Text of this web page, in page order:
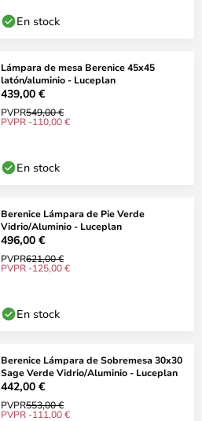
En stock
Lámpara de mesa Berenice 45x45
latón/aluminio - Luceplan
439,00 €
PVPR549,00 €
PVPR -110,00 €
En stock
Berenice Lámpara de Pie Verde
Vidrio/Aluminio - Luceplan
496,00 €
PVPR621,00 €
PVPR -125,00 €
En stock
Berenice Lámpara de Sobremesa 30x30
Sage Verde Vidrio/Aluminio - Luceplan
442,00 €
PVPR553,00 €
PVPR -111,00 €